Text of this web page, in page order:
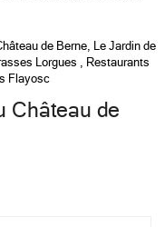
de Berne Le Jardin de
Lorgues
Restaurants
Flayosc
Château de